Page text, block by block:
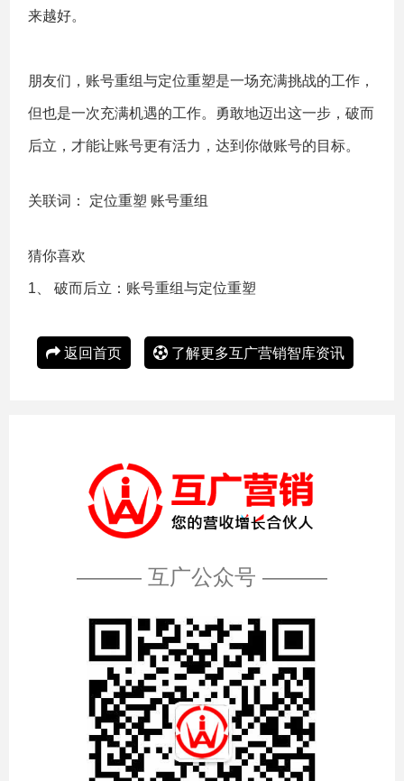
来越好。
朋友们，账号重组与定位重塑是一场充满挑战的工作，
但也是一次充满机遇的工作。勇敢地迈出这一步，破而
后立，才能让账号更有活力，达到你做账号的目标。
关联词： 定位重塑 账号重组
猜你喜欢
1、 破而后立：账号重组与定位重塑
返回首页 了解更多互广营销智库资讯
——— 互广公众号 ———